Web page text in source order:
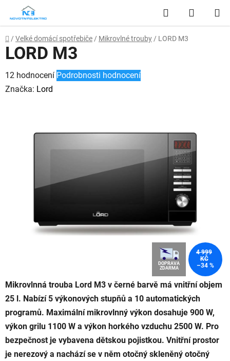
obsah
Hledat
KOŠÍK
Domů
/ Velké domácí spotřebiče / Mikrovlné trouby / LORD M3
Mikrovlnná trouba Lord M3 v černé barvě má vnitřní objem
25 l. Nabízí 5 výkonových stupňů a 10 automatických
programů. Maximální mikrovlnný výkon dosahuje 900 W,
výkon grilu 1100 W a výkon horkého vzduchu 2500 W. Pro
bezpečnost je vybavena dětskou pojistkou. Vnitřní prostor
je nerezový a nachází se v něm otočný skleněný otočný
LORD M3
Průměrné
hodnocení
12 hodnocení Podrobnosti hodnocení
Značka: Lord
DOPRAVA
ZDARMA
4 999
KČ
–34 %